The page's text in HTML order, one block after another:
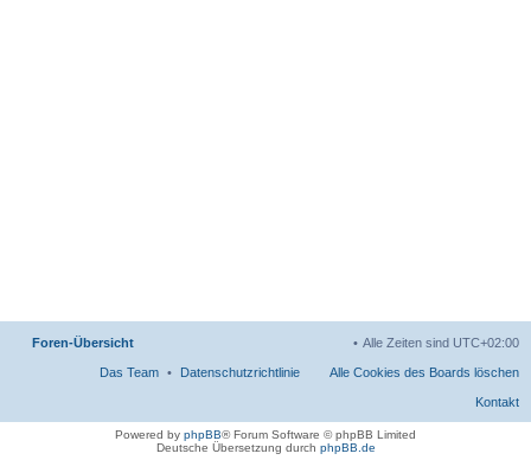
Foren-Übersicht Alle Zeiten sind UTC+02:00
Alle Cookies des Boards löschen
Datenschutzrichtlinie
Das Team
Kontakt
Powered by phpBB® Forum Software © phpBB Limited
Deutsche Übersetzung durch phpBB.de